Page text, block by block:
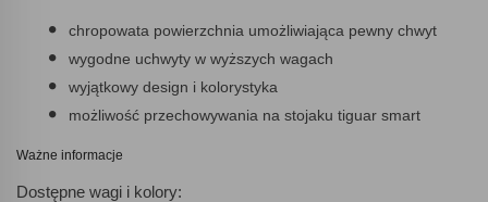
chropowata powierzchnia umożliwiająca pewny chwyt
wygodne uchwyty w wyższych wagach
wyjątkowy design i kolorystyka
możliwość przechowywania na stojaku tiguar smart
Ważne informacje
Dostępne wagi i kolory: